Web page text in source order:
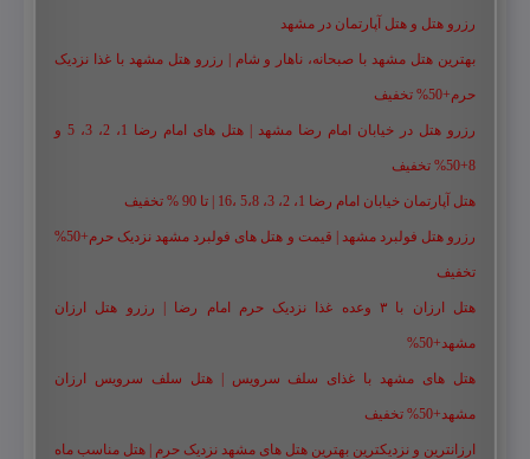
رزرو هتل و هتل آپارتمان در مشهد
بهترین هتل مشهد با صبحانه، ناهار و شام | رزرو هتل مشهد با غذا نزدیک
حرم+50% تخفیف
رزرو هتل در خیابان امام رضا مشهد | هتل‌ های امام رضا 1، 2، 3، 5 و
8+50% تخفیف
هتل آپارتمان خیابان امام رضا 1، 2، 3، 5،8 ،16 | تا 90 % تخفیف
رزرو هتل فولبرد مشهد | قیمت و هتل های فولبرد مشهد نزدیک حرم+50%
تخفیف
هتل ارزان با ۳ وعده غذا نزدیک حرم امام رضا | رزرو هتل ارزان
مشهد+50%
هتل های مشهد با غذای سلف سرویس | هتل سلف سرویس ارزان
مشهد+50% تخفیف
ارزانترین و نزدیکترین بهترین هتل های مشهد نزدیک حرم | هتل مناسب ماه